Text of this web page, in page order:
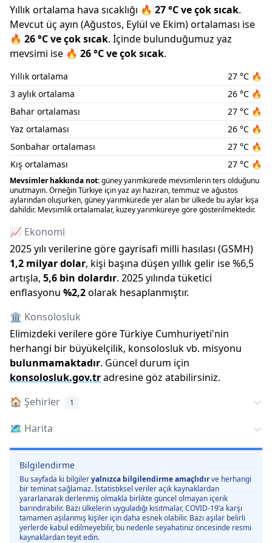
Yıllık ortalama hava sıcaklığı 🔥 27°C veçok sıcak.
Mevcut üç ayın (Ağustos, Eylül ve Ekim) ortalaması ise
🔥 26°C veçok sıcak. İçinde bulunduğumuz yaz
mevsimi ise 🔥 26°C veçok sıcak.
Yıllık ortalama 27 °C 🔥
3 aylık ortalama
26 °C 🔥
Bahar ortalaması
27 °C 🔥
Yaz ortalaması
26 °C 🔥
Sonbahar ortalaması
27 °C 🔥
Kış ortalaması
27 °C 🔥
Mevsimler hakkında not:güney yarımkürede mevsimlerin ters olduğunu
unutmayın. Örneğin Türkiye için yaz ayı haziran, temmuz ve ağustos
aylarından oluşurken, güney yarımkürede yer alan bir ülkede bu aylar kışa
dahildir. Mevsimlik ortalamalar, kuzey yarımküreye göre gösterilmektedir.
📈 Ekonomi
2025yılı verilerine göre gayrisafi milli hasılası (GSMH)
1,2 milyardolar, kişi başına düşen yıllık gelir ise %6,5
artışla, 5,6 bin dolardır. 2025yılında tüketici
enflasyonu %2,2olarak hesaplanmıştır.
🏛️ Konsolosluk
Elimizdeki verilere göre Türkiye Cumhuriyeti'nin
herhangi bir büyükelçilik, konsolosluk vb. misyonu
bulunmamaktadır. Güncel durum için
konsolosluk.gov.tradresine göz atabilirsiniz.
🏠 Şehirler 1
🗺️ Harita
Bilgilendirme
Bu sayfada ki bilgileryalnızca bilgilendirme amaçlıdırve herhangi
bir teminat sağlamaz. İstatistiksel veriler açık kaynaklardan
yararlanarak derlenmiş olmakla birlikte güncel olmayan içerik
barındırabilir. Bazı ülkelerin uyguladığı kısıtmalar, COVID-19’a karşı
tamamen aşılanmış kişiler için daha esnek olabilir. Bazı aşılar belirli
yerlerde kabul edilmeyebilir, bu nedenle seyahatiniz öncesinde resmi
kaynaklardan teyit edin.